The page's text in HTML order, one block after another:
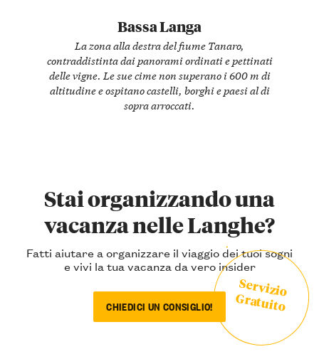
Bassa Langa
La zona alla destra del fiume Tanaro,
contraddistinta dai panorami ordinati e pettinati
delle vigne. Le sue cime non superano i 600 m di
altitudine e ospitano castelli, borghi e paesi al di
sopra arroccati.
Stai organizzando una
vacanza nelle Langhe?
Fatti aiutare a organizzare il viaggio dei tuoi sogni
e vivi la tua vacanza da vero insider
CHIEDICI UN CONSIGLIO!
Servizio
Gratuito